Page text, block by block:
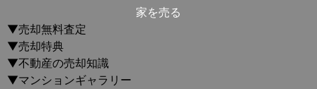
家を売る
▼売却無料査定
▼売却特典
▼不動産の売却知識
▼マンションギャラリー